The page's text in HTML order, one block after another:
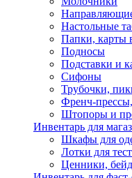
Настольные
Папки, карты
Подносы
Подставки и
Сифоны
Трубочки,
Френч-
Штопоры и
Инвентарь для
Шкафы для
Лотки для
Ценники,